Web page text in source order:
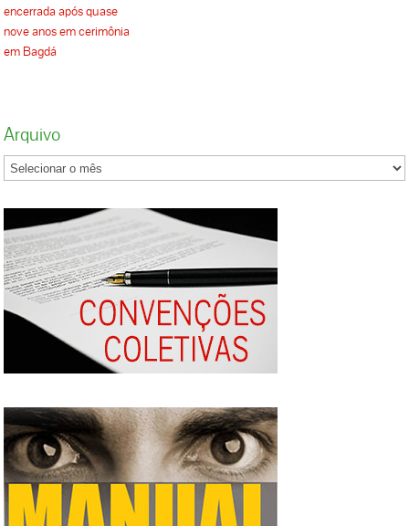
encerrada após quase
nove anos em cerimônia
em Bagdá
Arquivo